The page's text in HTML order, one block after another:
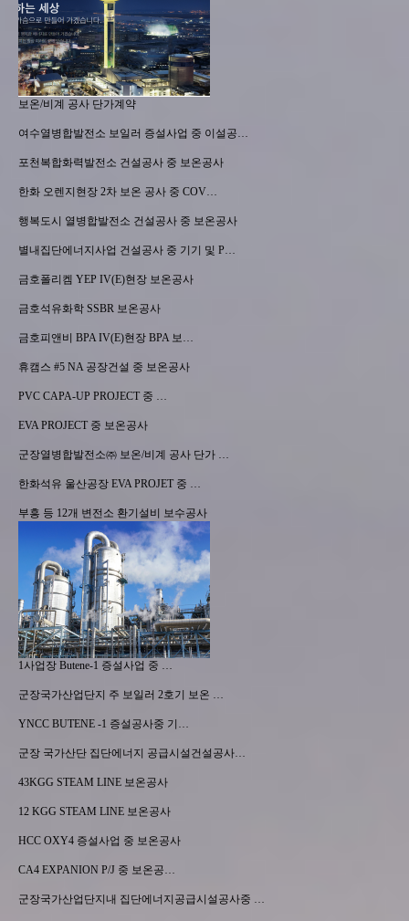
보온/비계 공사 단가계약
여수열병합발전소 보일러 증설사업 중 이설공…
포천복합화력발전소 건설공사 중 보온공사
한화 오렌지현장 2차 보온 공사 중 COV…
행복도시 열병합발전소 건설공사 중 보온공사
별내집단에너지사업 건설공사 중 기기 및 P…
금호폴리켐 YEP IV(E)현장 보온공사
금호석유화학 SSBR 보온공사
금호피앤비 BPA IV(E)현장 BPA 보…
휴캠스 #5 NA 공장건설 중 보온공사
PVC CAPA-UP PROJECT 중 …
EVA PROJECT 중 보온공사
군장열병합발전소㈜ 보온/비계 공사 단가 …
한화석유 울산공장 EVA PROJET 중 …
부흥 등 12개 변전소 환기설비 보수공사
1사업장 Butene-1 증설사업 중 …
군장국가산업단지 주 보일러 2호기 보온 …
YNCC BUTENE -1 증설공사중 기…
군장 국가산단 집단에너지 공급시설건설공사…
43KGG STEAM LINE 보온공사
12 KGG STEAM LINE 보온공사
HCC OXY4 증설사업 중 보온공사
CA4 EXPANION P/J 중 보온공…
군장국가산업단지내 집단에너지공급시설공사중 …